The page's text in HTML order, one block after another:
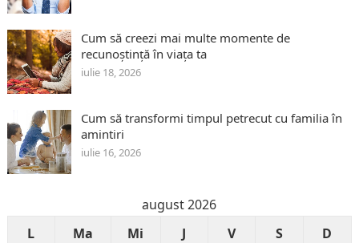
Cum să creezi mai multe momente de
recunoștință în viața ta
iulie 18, 2026
Cum să transformi timpul petrecut cu familia în
amintiri
iulie 16, 2026
august 2026
L
Ma Mi J V S
D